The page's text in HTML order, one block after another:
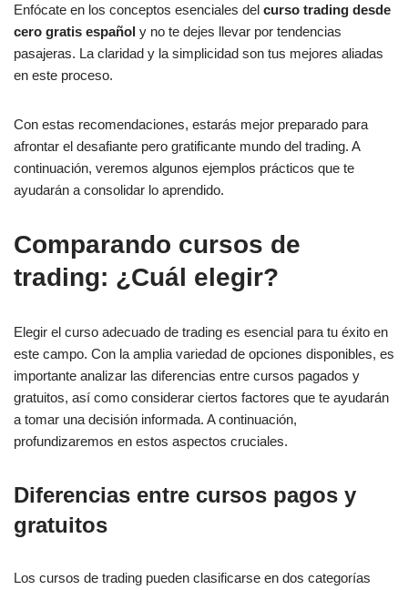
Enfócate en los conceptos esenciales del curso trading desde
cero gratis español y no te dejes llevar por tendencias
pasajeras. La claridad y la simplicidad son tus mejores aliadas
en este proceso.
Con estas recomendaciones, estarás mejor preparado para
afrontar el desafiante pero gratificante mundo del trading. A
continuación, veremos algunos ejemplos prácticos que te
ayudarán a consolidar lo aprendido.
Comparando cursos de
trading: ¿Cuál elegir?
Elegir el curso adecuado de trading es esencial para tu éxito en
este campo. Con la amplia variedad de opciones disponibles, es
importante analizar las diferencias entre cursos pagados y
gratuitos, así como considerar ciertos factores que te ayudarán
a tomar una decisión informada. A continuación,
profundizaremos en estos aspectos cruciales.
Diferencias entre cursos pagos y
gratuitos
Los cursos de trading pueden clasificarse en dos categorías